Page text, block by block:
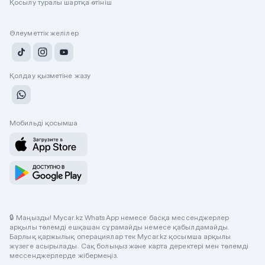
Қосылу туралы шартқа өтініш
Әлеуметтік желілер
Қолдау қызметіне жазу
Мобильді қосымша
🔒 Маңызды! Mycar.kz WhatsApp немесе басқа мессенджерлер
арқылы төлемді ешқашан сұрамайды немесе қабылдамайды.
Барлық қаржылық операциялар тек Mycar.kz қосымша арқылы
жүзеге асырылады. Сақ болыңыз және карта деректері мен төлемді
мессенджерлерде жібермеңіз.